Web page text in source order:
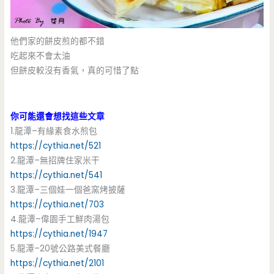
他們家的餅皮煎的都不錯
吃起來不會太油
但餅皮較沒有香氣，真的可惜了點
你可能還會想找這些文章
1.龍潭–有緣素食水煎包
https://cythia.net/521
2.龍潭–無招牌住家米干
https://cythia.net/541
3.龍潭–三個娃一個爸窯烤披薩
https://cythia.net/703
4.龍潭–偉園手工鮮肉湯包
https://cythia.net/1947
5.龍潭–20號公路美式餐廳
https://cythia.net/2101